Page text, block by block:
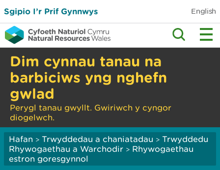
Sgipio I’r Prif Gynnwys English
Dim cynnau tanau na
barbiciws yng nghefn
gwlad
Perygl tanau gwyllt. Gwiriwch y cyngor
diogelwch.
Hafan > Trwyddedau a chaniatadau > Trwyddedu
Rhywogaethau a Warchodir > Rhywogaethau
estron goresgynnol